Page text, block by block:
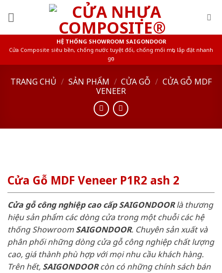
HỆ THỐNG SHOWROOM SAIGONDOOR
Cửa Composite siêu bền, chống nước tuyệt đối, chống mối mọt, lắp đặt nhanh
gọn
TRANG CHỦ / SẢN PHẨM / CỬA GỖ / CỬA GỖ MDF
VENEER
Cửa Gỗ MDF Veneer P1R2 ash 2
Cửa gỗ công nghiệp cao cấp SAIGONDOORlà thương
hiệu sản phẩm các dòng cửa trong một chuỗi các hệ
thống ShowroomSAIGONDOOR. Chuyên sản xuất và
phân phối những dòng cửa gỗ công nghiệp chất lượng
cao, giá thành phù hợp với mọi nhu cầu khách hàng.
Trên hết, SAIGONDOORcòn có những chính sách bán